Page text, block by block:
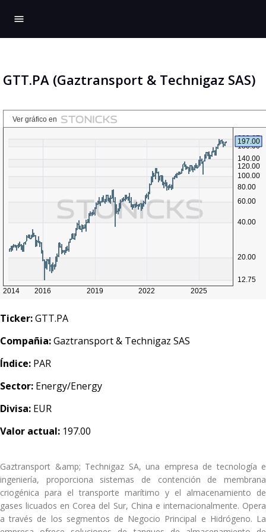
menu
GTT.PA (Gaztransport & Technigaz SAS)
Ticker:GTT.PA
Compañia:Gaztransport & Technigaz SAS
Índice: PAR
Sector: Energy/Energy
Divisa: EUR
Valor actual: 197.00
Gaztransport &amp; Technigaz SA, una empresa de tecnología e
ingeniería, proporciona sistemas de contención de membrana
criogénica para el transporte marítimo y el almacenamiento de
gases licuados en Corea del Sur, China e internacionalmente. Opera
a través de los segmentos de Negocio Principal e Hidrógeno. La